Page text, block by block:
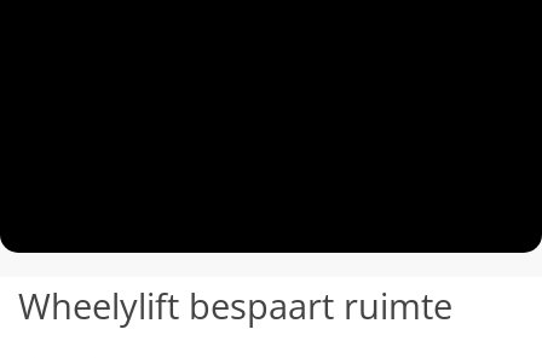
Wheelylift bespaart ruimte